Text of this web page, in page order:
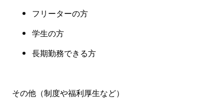
フリーターの方
学生の方
長期勤務できる方
その他（制度や福利厚生など）